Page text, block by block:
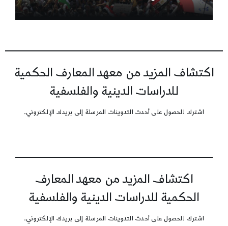
اكتشاف المزيد من معهد المعارف الحكمية
للدراسات الدينية والفلسفية
اشترك للحصول على أحدث التدوينات المرسلة إلى بريدك الإلكتروني.
اكتشاف المزيد من معهد المعارف
الحكمية للدراسات الدينية والفلسفية
اشترك للحصول على أحدث التدوينات المرسلة إلى بريدك الإلكتروني.